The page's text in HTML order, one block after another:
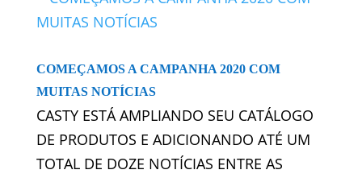
COMEÇAMOS A CAMPANHA 2020 COM
MUITAS NOTÍCIAS
CASTY ESTÁ AMPLIANDO SEU CATÁLOGO
DE PRODUTOS E ADICIONANDO ATÉ UM
TOTAL DE DOZE NOTÍCIAS ENTRE AS